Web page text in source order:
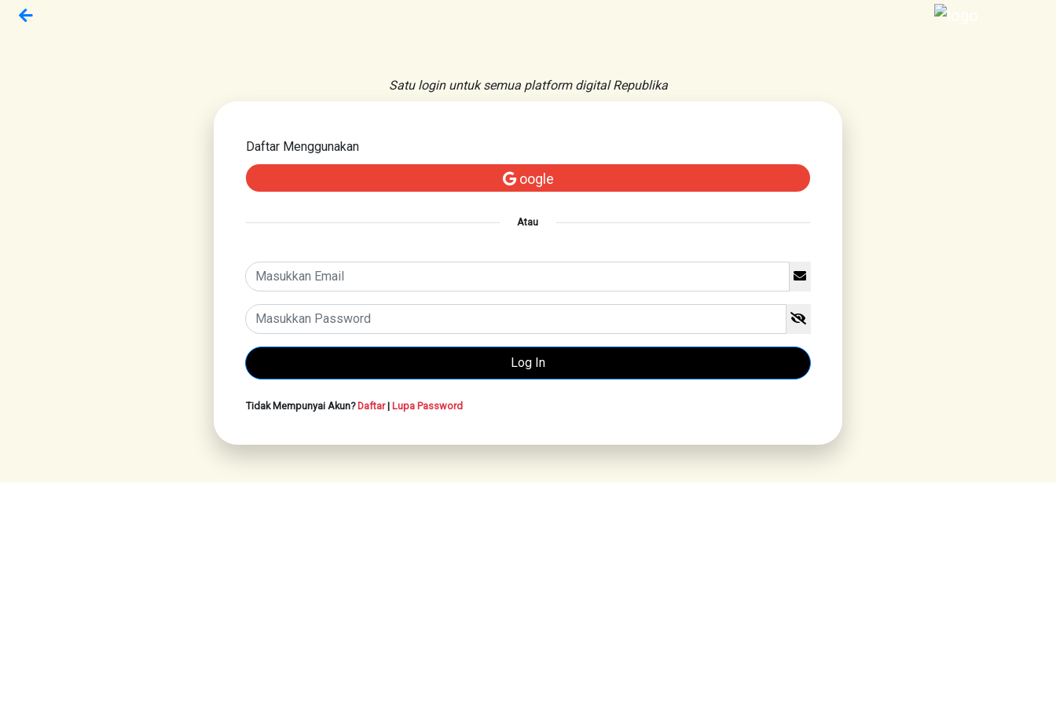
Satu login untuk semua platform digital Republika
Daftar Menggunakan
oogle
Atau
Tidak Mempunyai Akun?Daftar| Lupa Password